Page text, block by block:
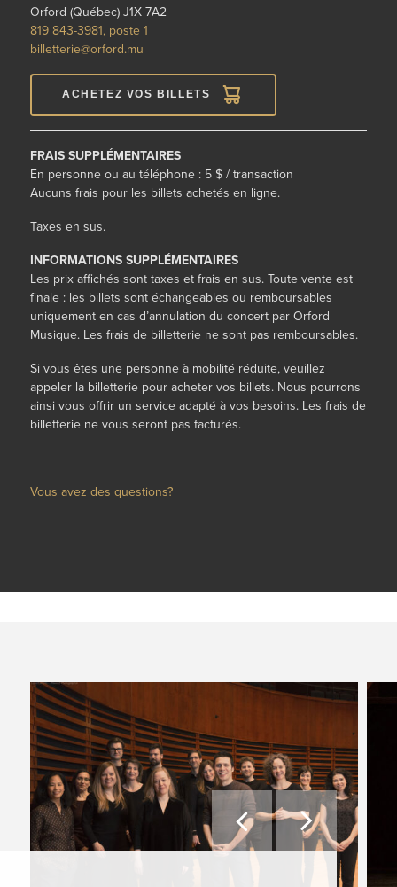
Orford (Québec) J1X 7A2
819 843-3981, poste 1
billetterie@orford.mu
ACHETEZ VOS BILLETS
FRAIS SUPPLÉMENTAIRES
En personne ou au téléphone : 5 $ / transaction
Aucuns frais pour les billets achetés en ligne.
Taxes en sus.
INFORMATIONS SUPPLÉMENTAIRES
Les prix affichés sont taxes et frais en sus. Toute vente est
finale : les billets sont échangeables ou remboursables
uniquement en cas d’annulation du concert par Orford
Musique. Les frais de billetterie ne sont pas remboursables.
Si vous êtes une personne à mobilité réduite, veuillez
appeler la billetterie pour acheter vos billets. Nous pourrons
ainsi vous offrir un service adapté à vos besoins. Les frais de
billetterie ne vous seront pas facturés.
Vous avez des questions?
 